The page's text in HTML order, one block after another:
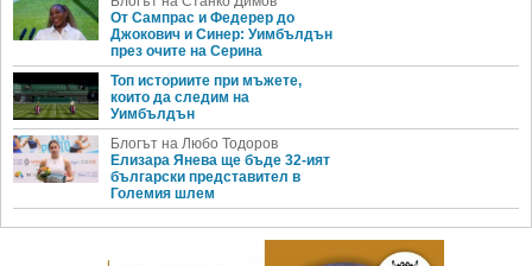
От Сампрас и Федерер до
Джокович и Синер: Уимбълдън
през очите на Серина
Топ историите при мъжете,
които да следим на
Уимбълдън
Блогът на Любо Тодоров
Елизара Янева ще бъде 32-ият
български представител в
Големия шлем